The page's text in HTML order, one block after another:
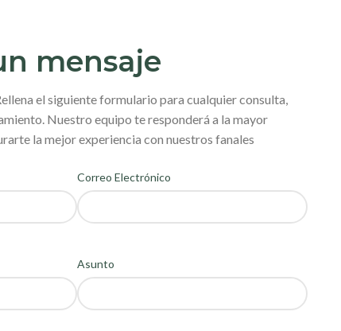
mensaje
el siguiente formulario para cualquier consulta,
Nuestro equipo te responderá a la mayor
la mejor experiencia con nuestros fanales
Correo Electrónico
Asunto